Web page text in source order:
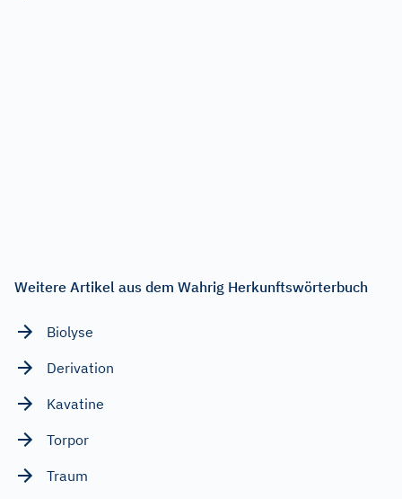
Weitere Artikel aus dem Wahrig Herkunftswörterbuch
Biolyse
Derivation
Kavatine
Torpor
Traum